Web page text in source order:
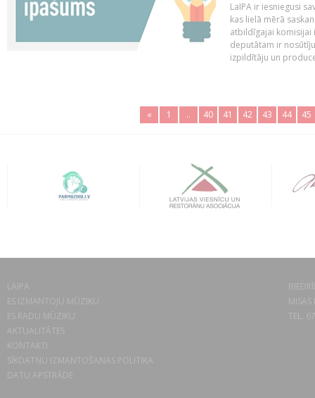
LaIPA ir iesniegusi
kas lielā mērā
atbildīgajai komisijai
deputātam ir
izpildītāju un
« 1 .. 40 41 42 43 44 45
LAIPA
ES IZMANTOJU MŪZIKU
ES RADU MŪZIKU
AKTUALITĀTES
KONTAKTI
SĪKDATŅU IZMANTOŠANAS POLITIKA
DATU APSTRĀDE
TEL.